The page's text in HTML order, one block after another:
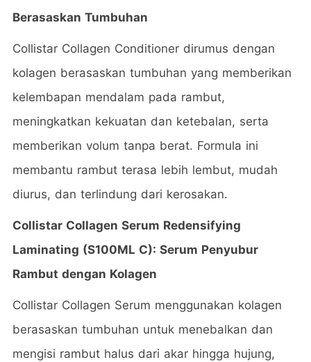
Berasaskan Tumbuhan
Collistar Collagen Conditioner dirumus dengan
kolagen berasaskan tumbuhan yang memberikan
kelembapan mendalam pada rambut,
meningkatkan kekuatan dan ketebalan, serta
memberikan volum tanpa berat. Formula ini
membantu rambut terasa lebih lembut, mudah
diurus, dan terlindung dari kerosakan.
Collistar Collagen Serum Redensifying
Laminating (S100ML C): Serum Penyubur
Rambut dengan Kolagen
Collistar Collagen Serum menggunakan kolagen
berasaskan tumbuhan untuk menebalkan dan
mengisi rambut halus dari akar hingga hujung,